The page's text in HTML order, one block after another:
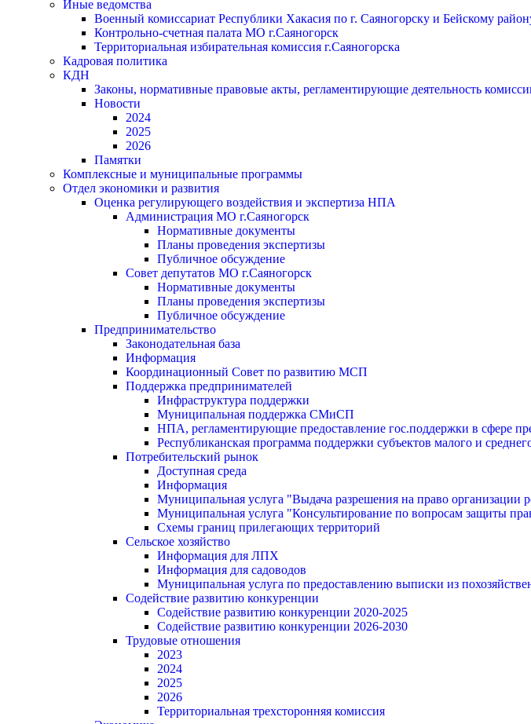
Иные ведомства
Военный комиссариат Республики Хакасия по г. Саяногорску и Бейскому
Контрольно-счетная палата МО г.Саяногорск
Территориальная избирательная комиссия г.Саяногорска
Кадровая политика
КДН
Законы, нормативные правовые акты, регламентирующие деятельность
Новости
2024
2025
2026
Памятки
Комплексные и муниципальные программы
Отдел экономики и развития
Оценка регулирующего воздействия и экспертиза НПА
Администрация МО г.Саяногорск
Нормативные документы
Планы проведения экспертизы
Публичное обсуждение
Совет депутатов МО г.Саяногорск
Нормативные документы
Планы проведения экспертизы
Публичное обсуждение
Предпринимательство
Законодательная база
Информация
Координационный Совет по развитию МСП
Поддержка предпринимателей
Инфраструктура поддержки
Муниципальная поддержка СМиСП
НПА, регламентирующие предоставление гос.поддержки в сфере
Республиканская программа поддержки субъектов малого и
Потребительский рынок
Доступная среда
Информация
Муниципальная услуга "Выдача разрешения на право организации
Муниципальная услуга "Консультирование по вопросам защиты
Схемы границ прилегающих территорий
Сельское хозяйство
Информация для ЛПХ
Информация для садоводов
Муниципальная услуга по предоставлению выписки из
Содействие развитию конкуренции
Содействие развитию конкуренции 2020-2025
Содействие развитию конкуренции 2026-2030
Трудовые отношения
2023
2024
2025
2026
Территориальная трехсторонняя комиссия